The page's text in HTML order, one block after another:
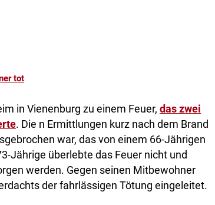
tot
in Vienenburg zu einem Feuer, das zwei
. Die n Ermittlungen kurz nach dem Brand
war, das von einem 66-Jährigen
Jährige überlebte das Feuer nicht und
werden. Gegen seinen Mitbewohner
der fahrlässigen Tötung eingeleitet.